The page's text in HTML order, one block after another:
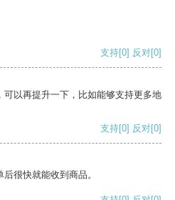
支持[0] 反对[0]
以再提升一下，比如能够支持更多地
支持[0] 反对[0]
很快就能收到商品。